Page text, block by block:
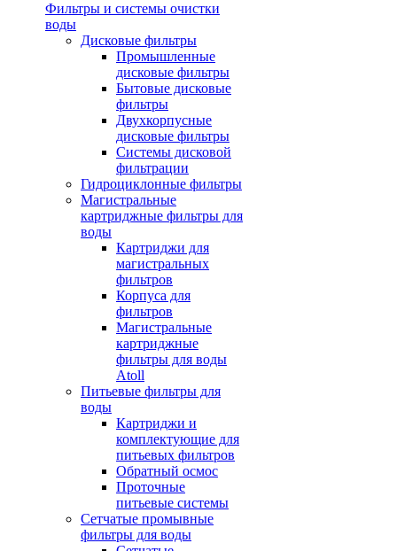
Фильтры и системы очистки
воды
Дисковые фильтры
Промышленные
дисковые фильтры
Бытовые дисковые
фильтры
Двухкорпусные
дисковые фильтры
Системы дисковой
фильтрации
Гидроциклонные фильтры
Магистральные
картриджные фильтры для
воды
Картриджи для
магистральных
фильтров
Корпуса для
фильтров
Магистральные
картриджные
фильтры для воды
Atoll
Питьевые фильтры для
воды
Картриджи и
комплектующие для
питьевых фильтров
Обратный осмос
Проточные
питьевые системы
Сетчатые промывные
фильтры для воды